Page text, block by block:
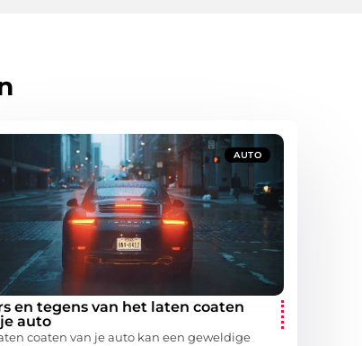
AUTO
en tegens van het laten coaten
auto
coaten van je auto kan een geweldige